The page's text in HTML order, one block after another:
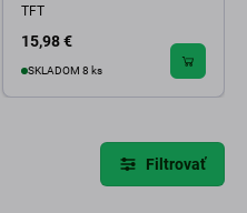
TFT
15,98 €
SKLADOM 8 ks
Filtrovať